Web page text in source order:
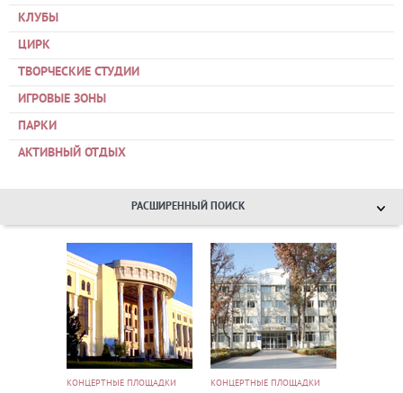
КЛУБЫ
ЦИРК
ТВОРЧЕСКИЕ СТУДИИ
ИГРОВЫЕ ЗОНЫ
ПАРКИ
АКТИВНЫЙ ОТДЫХ
РАСШИРЕННЫЙ ПОИСК
КОНЦЕРТНЫЕ ПЛОЩАДКИ КОНЦЕРТНЫЕ ПЛОЩАДКИ